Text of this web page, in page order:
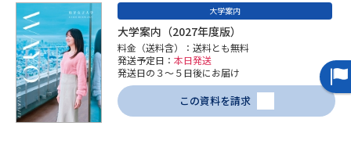
データサイエンス特集 奨学金・特待生制度特集
デジタルパンフレット 進路の３択
新学年スタート号特集ページ
（高3生用）
新学年スタート号特集ページ
（高2生用）
大学案内
大学案内（2027年度版）
料金（送料含）：送料とも無料
発送予定日： 本日発送
発送日の３～５日後にお届け
この資料を請求